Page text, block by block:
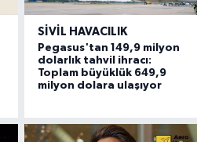
SIVIL HAVACILIK
Pegasus'tan 149,9 milyon
dolarlık tahvil ihracı:
Toplam büyüklük 649,9
milyon dolara ulaşıyor